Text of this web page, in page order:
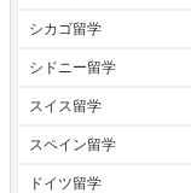
シカゴ留学
シドニー留学
スイス留学
スペイン留学
ドイツ留学